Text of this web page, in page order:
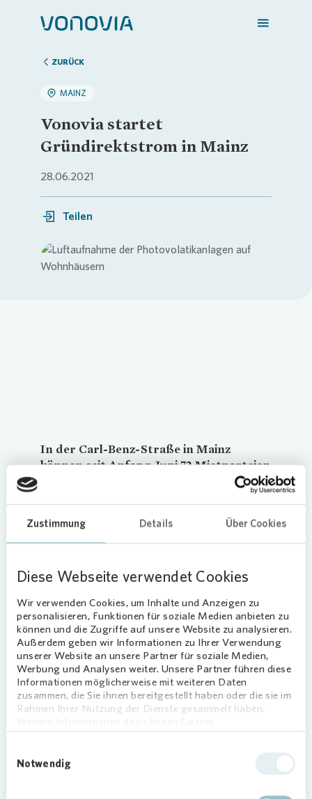
Zustimmung Details Über Cookies
Diese Webseite verwendet Cookies
Wir verwenden Cookies, um Inhalte und Anzeigen zu
personalisieren, Funktionen für soziale Medien anbieten zu
können und die Zugriffe auf unsere Website zu analysieren.
Außerdem geben wir Informationen zu Ihrer Verwendung
unserer Website an unsere Partner für soziale Medien,
Werbung und Analysen weiter. Unsere Partner führen diese
Informationen möglicherweise mit weiteren Daten
zusammen, die Sie ihnen bereitgestellt haben oder die sie im
Rahmen Ihrer Nutzung der Dienste gesammelt haben.
Notwendig
Zuhause finden
Mein Zuhause
Meine Stadt
Weitere Angebote
ZURÜCK
MAINZ
Vonovia startet
Gründirektstrom in Mainz
28.06.2021
Teilen
In der Carl-Benz-Straße in Mainz
können seit Anfang Juni 72 Mietparteien
Strom von der Photovoltaik-Anlage auf
Wohnungsunternehmen Vorreiter bei
der direkten Belieferung von
Solarstrom.
„Mit unserem neuen Produkt Gründirektstrom
können Mieterinnen und Mieter vonVonovia
nachhaltig produzierten Strom aus Sonnenenergie
direkt von ihrem Dach beziehen“, erklärt Stephen
Guhr, Geschäftsführer derVonoviaEnergie
Service. „Diese Art der Stromversorgung
verursacht keine CO2-Emissionen und ist deshalb
leisten wir gemeinsam einen wichtigen Beitrag